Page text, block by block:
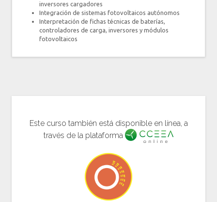
inversores cargadores
Integración de sistemas fotovoltaicos autónomos
Interpretación de fichas técnicas de baterías,
controladores de carga, inversores y módulos
fotovoltaicos
Este curso también está disponible en línea, a
través de la plataforma